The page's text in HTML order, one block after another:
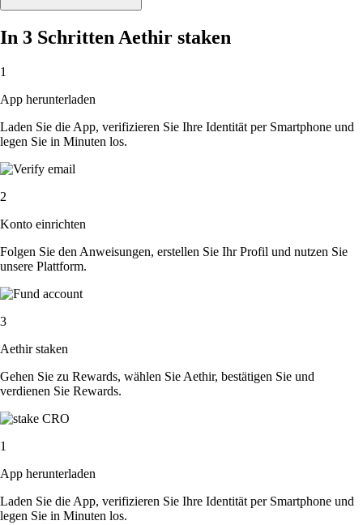
In 3 Schritten Aethir staken
1
App herunterladen
Laden Sie die App, verifizieren Sie Ihre Identität per Smartphone und
legen Sie in Minuten los.
2
Konto einrichten
Folgen Sie den Anweisungen, erstellen Sie Ihr Profil und nutzen Sie
unsere Plattform.
3
Aethir staken
Gehen Sie zu Rewards, wählen Sie Aethir, bestätigen Sie und
verdienen Sie Rewards.
1
App herunterladen
Laden Sie die App, verifizieren Sie Ihre Identität per Smartphone und
legen Sie in Minuten los.